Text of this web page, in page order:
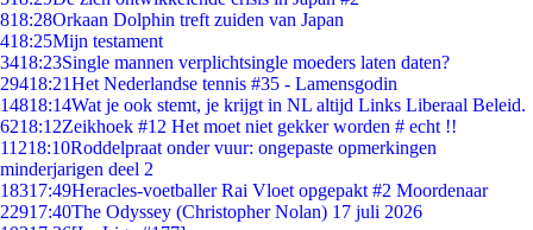
818:28Orkaan Dolphin treft zuiden van Japan
418:25Mijn testament
3418:23Single mannen verplichtsingle moeders laten daten?
29418:21Het Nederlandse tennis #35 - Lamensgodin
14818:14Wat je ook stemt, je krijgt in NL altijd Links Liberaal Beleid.
6218:12Zeikhoek #12 Het moet niet gekker worden # echt !!
11218:10Roddelpraat onder vuur: ongepaste opmerkingen
minderjarigen deel 2
18317:49Heracles-voetballer Rai Vloet opgepakt #2 Moordenaar
22917:40The Odyssey (Christopher Nolan) 17 juli 2026